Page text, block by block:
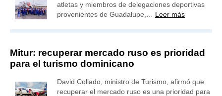
atletas y miembros de delegaciones deportivas
provenientes de Guadalupe,… Leer más
Mitur: recuperar mercado ruso es prioridad
para el turismo dominicano
David Collado, ministro de Turismo, afirmó que
recuperar el mercado ruso es una prioridad para